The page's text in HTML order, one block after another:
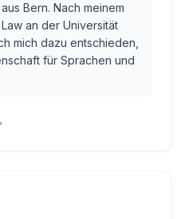
Bern. Nach meinem
an der Universität
mich dazu entschieden,
für Sprachen und